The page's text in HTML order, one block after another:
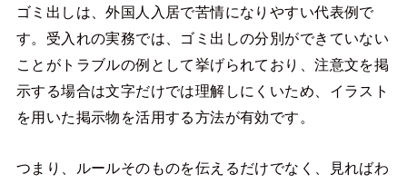
ゴミ出しは、外国人入居で苦情になりやすい代表例で
す。受入れの実務では、ゴミ出しの分別ができていない
ことがトラブルの例として挙げられており、注意文を掲
示する場合は文字だけでは理解しにくいため、イラスト
を用いた掲示物を活用する方法が有効です。
つまり、ルールそのものを伝えるだけでなく、見ればわ